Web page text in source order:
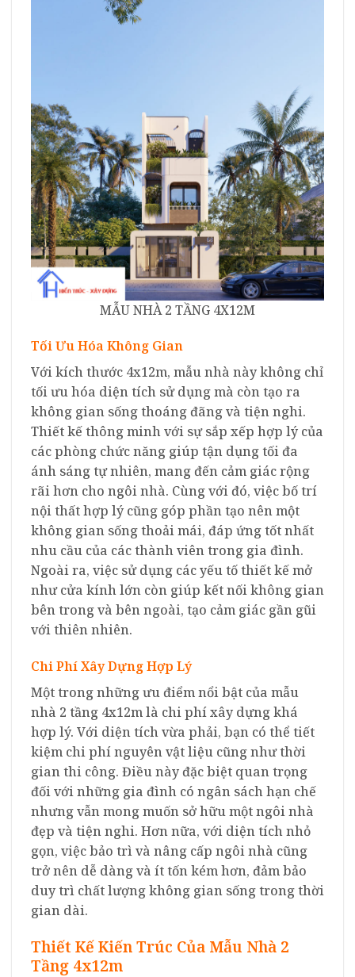
MẪU NHÀ 2 TẦNG 4X12M
Tối Ưu Hóa Không Gian
Với kích thước 4x12m, mẫu nhà này không chỉ
tối ưu hóa diện tích sử dụng mà còn tạo ra
không gian sống thoáng đãng và tiện nghi.
Thiết kế thông minh với sự sắp xếp hợp lý của
các phòng chức năng giúp tận dụng tối đa
ánh sáng tự nhiên, mang đến cảm giác rộng
rãi hơn cho ngôi nhà. Cùng với đó, việc bố trí
nội thất hợp lý cũng góp phần tạo nên một
không gian sống thoải mái, đáp ứng tốt nhất
nhu cầu của các thành viên trong gia đình.
Ngoài ra, việc sử dụng các yếu tố thiết kế mở
như cửa kính lớn còn giúp kết nối không gian
bên trong và bên ngoài, tạo cảm giác gần gũi
với thiên nhiên.
Chi Phí Xây Dựng Hợp Lý
Một trong những ưu điểm nổi bật của mẫu
nhà 2 tầng 4x12m là chi phí xây dựng khá
hợp lý. Với diện tích vừa phải, bạn có thể tiết
kiệm chi phí nguyên vật liệu cũng như thời
gian thi công. Điều này đặc biệt quan trọng
đối với những gia đình có ngân sách hạn chế
nhưng vẫn mong muốn sở hữu một ngôi nhà
đẹp và tiện nghi. Hơn nữa, với diện tích nhỏ
gọn, việc bảo trì và nâng cấp ngôi nhà cũng
trở nên dễ dàng và ít tốn kém hơn, đảm bảo
duy trì chất lượng không gian sống trong thời
gian dài.
Thiết Kế Kiến Trúc Của Mẫu Nhà 2
Tầng 4x12m